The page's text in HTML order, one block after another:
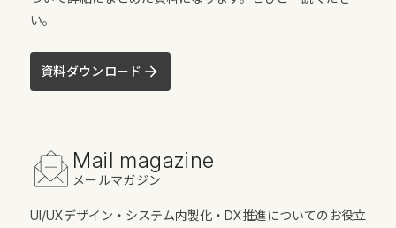
い。
資料ダウンロード
Mail magazine
メールマガジン
UI/UXデザイン・システム内製化・DX推進についてのお役立